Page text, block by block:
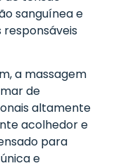
sanguínea e
responsáveis
a massagem
de
altamente
acolhedor e
para
e